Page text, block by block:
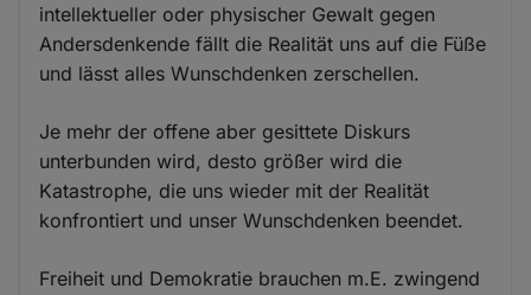
intellektueller oder physischer Gewalt gegen
Andersdenkende fällt die Realität uns auf die Füße
und lässt alles Wunschdenken zerschellen.
Je mehr der offene aber gesittete Diskurs
unterbunden wird, desto größer wird die
Katastrophe, die uns wieder mit der Realität
konfrontiert und unser Wunschdenken beendet.
Freiheit und Demokratie brauchen m.E. zwingend